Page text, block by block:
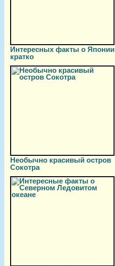
Интересных факты о Японии
кратко
Необычно красивый остров
Сокотра